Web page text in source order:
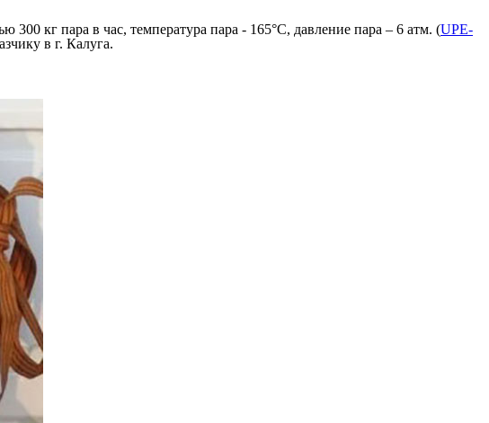
кг пара в час, температура пара - 165°C, давление пара – 6 атм. (UPE-
в г. Калуга.